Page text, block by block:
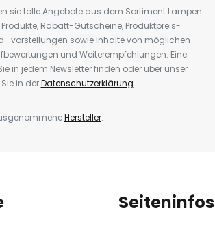
sie tolle Angebote aus dem Sortiment Lampen
Rabatt-Gutscheine, Produktpreis-
-vorstellungen sowie Inhalte von möglichen
und Weiterempfehlungen. Eine
in jedem Newsletter finden oder über unser
in derDatenschutzerklärung.
Hersteller.
Seiteninfos